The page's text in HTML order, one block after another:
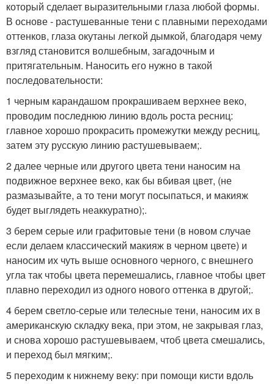
который сделает выразительными глаза любой формы.
В основе - растушеванные тени с плавными переходами
оттенков, глаза окутаны легкой дымкой, благодаря чему
взгляд становится волшебным, загадочным и
притягательным. Наносить его нужно в такой
последовательности:
1 черным карандашом прокрашиваем верхнее веко,
проводим последнюю линию вдоль роста ресниц:
главное хорошо прокрасить промежутки между ресниц,
затем эту русскую линию растушевываем;.
2 далее черные или другого цвета тени наносим на
подвижное верхнее веко, как бы вбивая цвет, (не
размазывайте, а то тени могут посыпаться, и макияж
будет выглядеть неаккуратно);.
3 берем серые или графитовые тени (в новом случае
если делаем классический макияж в черном цвете) и
наносим их чуть выше основного черного, с внешнего
угла так чтобы цвета перемешались, главное чтобы цвет
плавно переходил из одного нового оттенка в другой;.
4 берем светло-серые или телесные тени, наносим их в
американскую складку века, при этом, не закрывая глаз,
и снова хорошо растушевываем, чтоб цвета смешались,
и переход был мягким;.
5 переходим к нижнему веку: при помощи кисти вдоль